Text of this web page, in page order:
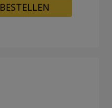
BESTELLEN